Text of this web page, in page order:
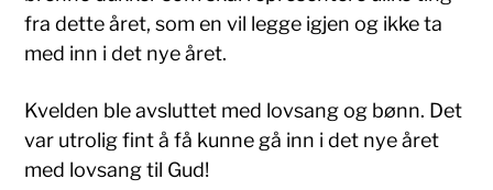
fra dette året, som en vil legge igjen og ikke ta
med inn i det nye året.
Kvelden ble avsluttet med lovsang og bønn. Det
var utrolig fint å få kunne gå inn i det nye året
med lovsang til Gud!